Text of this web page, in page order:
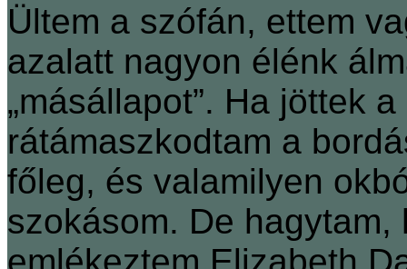
Ültem a szófán, ettem
azalatt nagyon élénk
„másállapot”. Ha jöttek
rátámaszkodtam a
főleg, és valamilyen
szokásom. De
emlékeztem Elizabeth